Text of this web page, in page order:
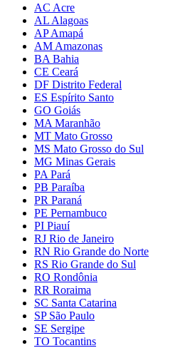
AC Acre
AL Alagoas
AP Amapá
AM Amazonas
BA Bahia
CE Ceará
DF Distrito Federal
ES Espírito Santo
GO Goiás
MA Maranhão
MT Mato Grosso
MS Mato Grosso do Sul
MG Minas Gerais
PA Pará
PB Paraíba
PR Paraná
PE Pernambuco
PI Piauí
RJ Rio de Janeiro
RN Rio Grande do Norte
RS Rio Grande do Sul
RO Rondônia
RR Roraima
SC Santa Catarina
SP São Paulo
SE Sergipe
TO Tocantins